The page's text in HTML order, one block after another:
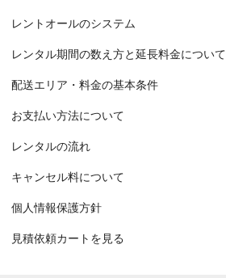
レントオールのシステム
レンタル期間の数え方と延長料金について
配送エリア・料金の基本条件
お支払い方法について
レンタルの流れ
キャンセル料について
個人情報保護方針
見積依頼カートを見る